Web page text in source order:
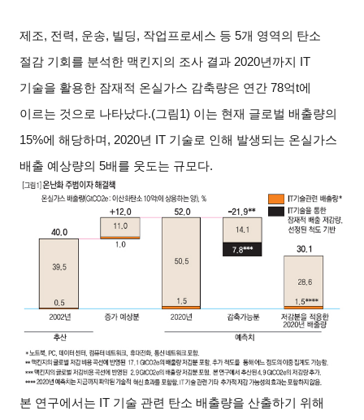
제조, 전력, 운송, 빌딩, 작업프로세스 등 5개 영역의 탄소
절감 기회를 분석한 맥킨지의 조사 결과 2020년까지 IT
기술을 활용한 잠재적 온실가스 감축량은 연간 78억t에
이르는 것으로 나타났다.(그림1) 이는 현재 글로벌 배출량의
15%에 해당하며, 2020년 IT 기술로 인해 발생되는 온실가스
배출 예상량의 5배를 웃도는 규모다.
본 연구에서는 IT 기술 관련 탄소 배출량을 산출하기 위해